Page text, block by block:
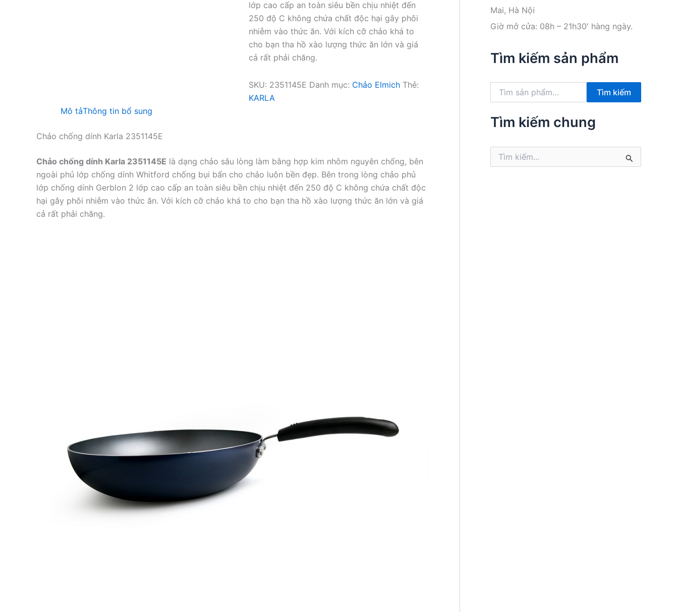
lớp cao cấp an toàn siêu bền chịu nhiệt đến
250 độ C không chứa chất độc hại gây phôi
nhiễm vào thức ăn. Với kích cỡ chảo khá to
cho bạn tha hồ xào lượng thức ăn lớn và giá
cả rất phải chăng.
SKU: 2351145E Danh mục: Chảo Elmich Thẻ:
KARLA
Mô tảThông tin bổ sung
Chảo chống dính Karla 2351145E
Chảo chống dính Karla 2351145E là dạng chảo sâu lòng làm bằng hợp kim nhôm nguyên chống, bên
ngoài phủ lớp chống dính Whitford chống bụi bẩn cho chảo luôn bền đẹp. Bên trong lòng chảo phủ
lớp chống dính Gerblon 2 lớp cao cấp an toàn siêu bền chịu nhiệt đến 250 độ C không chứa chất độc
hại gây phôi nhiễm vào thức ăn. Với kích cỡ chảo khá to cho bạn tha hồ xào lượng thức ăn lớn và giá
cả rất phải chăng.
Mai, Hà Nội
Giờ mở cửa: 08h – 21h30′ hàng ngày.
Tìm kiếm sản phẩm
k
m
Tìm kiếm
Tìm kiếm chung